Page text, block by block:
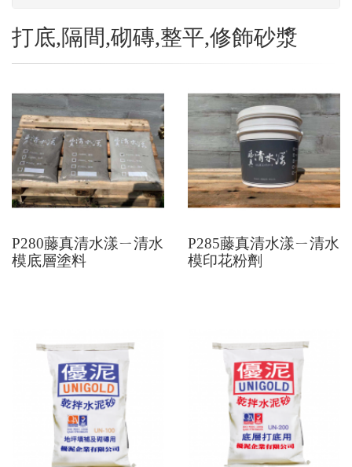
打底,隔間,砌磚,整平,修飾砂漿
P280藤真清水漾ㄧ清水
模底層塗料
P285藤真清水漾ㄧ清水
模印花粉劑